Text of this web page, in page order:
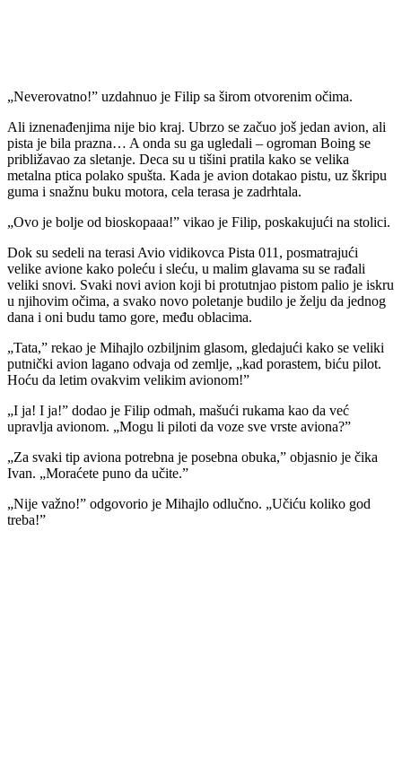
„Neverovatno!” uzdahnuo je Filip sa širom otvorenim očima.
Ali iznenađenjima nije bio kraj. Ubrzo se začuo još jedan avion, ali
pista je bila prazna… A onda su ga ugledali – ogroman Boing se
približavao za sletanje. Deca su u tišini pratila kako se velika
metalna ptica polako spušta. Kada je avion dotakao pistu, uz škripu
guma i snažnu buku motora, cela terasa je zadrhtala.
„Ovo je bolje od bioskopaaa!” vikao je Filip, poskakujući na stolici.
Dok su sedeli na terasi Avio vidikovca Pista 011, posmatrajući
velike avione kako poleću i sleću, u malim glavama su se rađali
veliki snovi. Svaki novi avion koji bi protutnjao pistom palio je iskru
u njihovim očima, a svako novo poletanje budilo je želju da jednog
dana i oni budu tamo gore, među oblacima.
„Tata,” rekao je Mihajlo ozbiljnim glasom, gledajući kako se veliki
putnički avion lagano odvaja od zemlje, „kad porastem, biću pilot.
Hoću da letim ovakvim velikim avionom!”
„I ja! I ja!” dodao je Filip odmah, mašući rukama kao da već
upravlja avionom. „Mogu li piloti da voze sve vrste aviona?”
„Za svaki tip aviona potrebna je posebna obuka,” objasnio je čika
Ivan. „Moraćete puno da učite.”
„Nije važno!” odgovorio je Mihajlo odlučno. „Učiću koliko god
treba!”